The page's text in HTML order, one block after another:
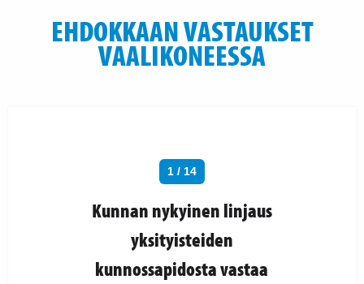
EHDOKKAAN VASTAUKSET
VAALIKONEESSA
1 / 14
Kunnan nykyinen linjaus
yksityisteiden
kunnossapidosta vastaa